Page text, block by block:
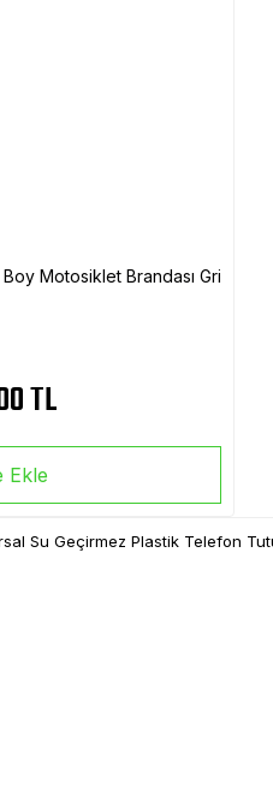
Motosiklet Brandası Gri
TL
Ekle